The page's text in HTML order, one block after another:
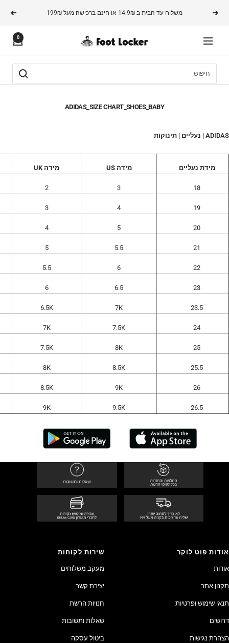
לתוכןהקודם משלוח עד הבית ב 14.9₪ או חינם ברכישה מעל 199₪ הבא
0 FOOTLOCKER ניווט
ADIDAS_SIZE CHART_SHOES_BABY
ADIDAS | נעליים | תינוקות
מידת נעליים מידה US מידה UK
18
3
2
19
4
3
20
5
4
21
5.5
5
22
6
5.5
23
6.5
6
23.5
7K
6.5K
24
7.5K
7K
25
8K
7.5K
25.5
8.5K
8K
26
9K
8.5K
26.5
9.5K
9K
אודות פוט לוקר
אודות
תקנון אתר
תנאי שימוש ופרטיות
דרושים
הצהרת נגישות
שירות לקוחות
מעקב משלוחים
יצירת קשר
חנויות הרשת
שאלות ותשובות
ביטול עסקה